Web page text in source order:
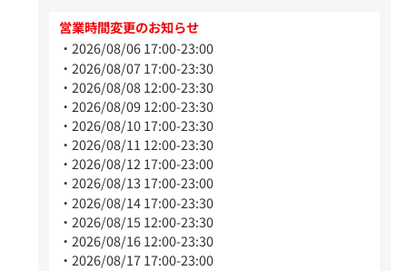
営業時間変更のお知らせ
2026/08/06 17:00-23:00
2026/08/07 17:00-23:30
2026/08/08 12:00-23:30
2026/08/09 12:00-23:30
2026/08/10 17:00-23:30
2026/08/11 12:00-23:30
2026/08/12 17:00-23:00
2026/08/13 17:00-23:00
2026/08/14 17:00-23:30
2026/08/15 12:00-23:30
2026/08/16 12:00-23:30
2026/08/17 17:00-23:00